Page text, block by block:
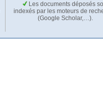
Les documents déposés
indexés par les moteurs de
(Google Scholar,…).